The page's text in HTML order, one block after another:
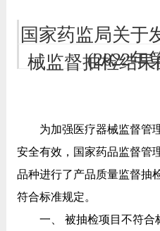
国家药监局关于
械监督抽检结
(2022年
为加强医疗器械监督管
安全有效，国家药品监督管
品种进行了产品质量监督抽
符合标准规定。
一、 被抽检项目不符合